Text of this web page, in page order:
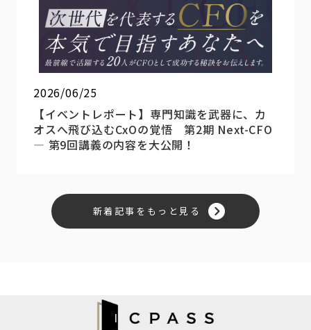
2026/06/25
【イベントレポート】専門知識を武器に、カ
オスへ飛び込むCxOの覚悟 第2期 Next-CFO
― 第9回講義の内容を大公開！
新着記事をもっと見る